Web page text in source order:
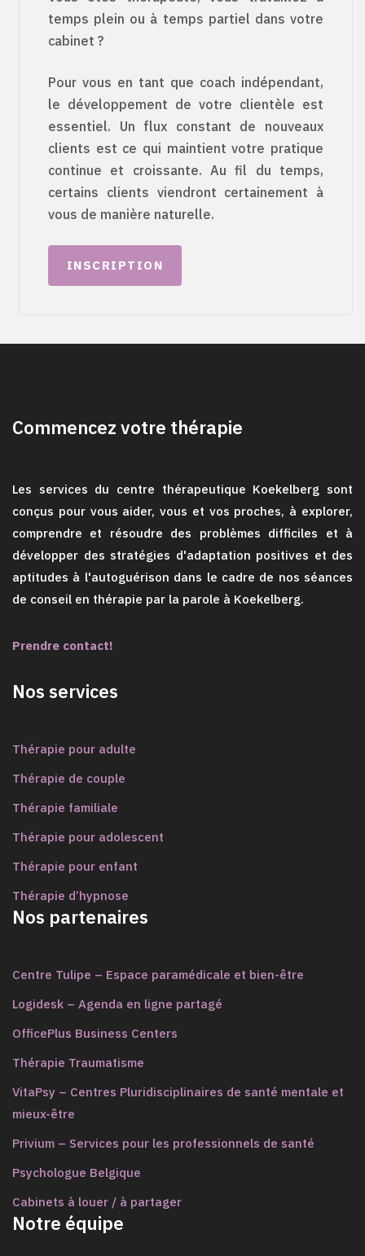
temps plein ou à temps partiel dans votre
cabinet ?
Pour vous en tant que coach indépendant,
le développement de votre clientèle est
essentiel. Un flux constant de nouveaux
clients est ce qui maintient votre pratique
continue et croissante. Au fil du temps,
certains clients viendront certainement à
vous de manière naturelle.
INSCRIPTION
Commencez votre thérapie
Les services du centre thérapeutique Koekelberg sont
conçus pour vous aider, vous et vos proches, à explorer,
comprendre et résoudre des problèmes difficiles et à
développer des stratégies d'adaptation positives et des
aptitudes à l'autoguérison dans le cadre de nos séances
de conseil en thérapie par la parole à Koekelberg.
Prendre contact!
Nos services
Thérapie pour adulte
Thérapie de couple
Thérapie familiale
Thérapie pour adolescent
Thérapie pour enfant
Thérapie d’hypnose
Nos partenaires
Centre Tulipe – Espace paramédicale et bien-être
Logidesk – Agenda en ligne partagé
OfficePlus Business Centers
Thérapie Traumatisme
VitaPsy – Centres Pluridisciplinaires de santé mentale et
mieux-être
Privium – Services pour les professionnels de santé
Psychologue Belgique
Cabinets à louer / à partager
Notre équipe